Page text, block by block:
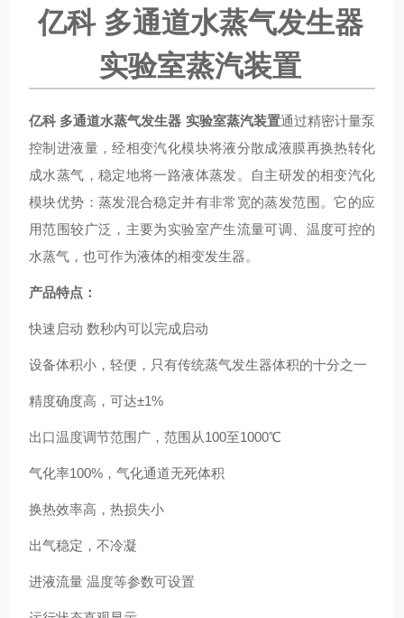
亿科 多通道水蒸气发生器
实验室蒸汽装置
亿科 多通道水蒸气发生器 实验室蒸汽装置通过精密计量泵
控制进液量，经相变汽化模块将液分散成液膜再换热转化
成水蒸气，稳定地将一路液体蒸发。自主研发的相变汽化
模块优势：蒸发混合稳定并有非常宽的蒸发范围。它的应
用范围较广泛，主要为实验室产生流量可调、温度可控的
水蒸气，也可作为液体的相变发生器。
产品特点：
快速启动 数秒内可以完成启动
设备体积小，轻便，只有传统蒸气发生器体积的十分之一
精度确度高，可达±1%
出口温度调节范围广，范围从100至1000℃
气化率100%，气化通道无死体积
换热效率高，热损失小
出气稳定，不冷凝
进液流量 温度等参数可设置